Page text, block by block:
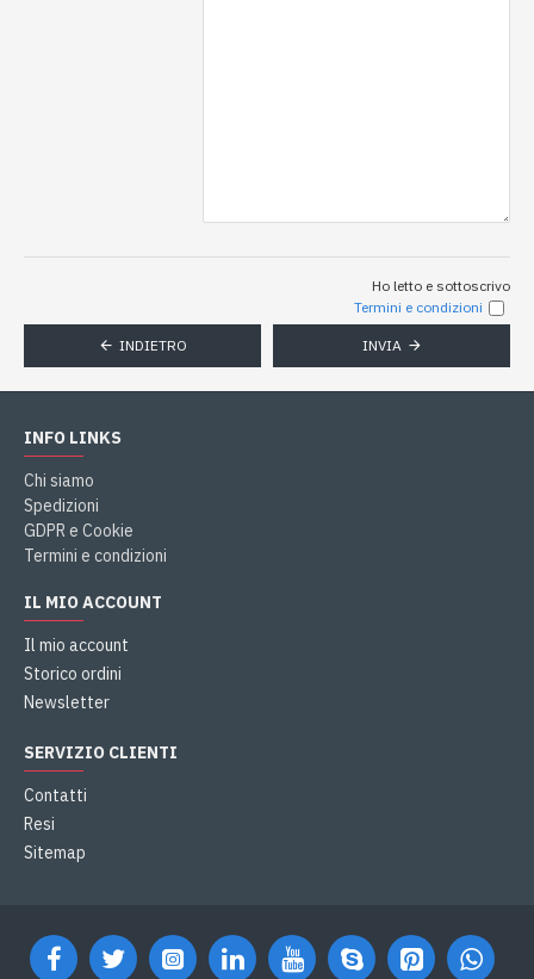
INDIETRO
Ho letto e sottoscrivo
Termini e condizioni
INVIA
INFO LINKS
Chi siamo
Spedizioni
GDPR e Cookie
Termini e condizioni
IL MIO ACCOUNT
Il mio account
Storico ordini
Newsletter
SERVIZIO CLIENTI
Contatti
Resi
Sitemap